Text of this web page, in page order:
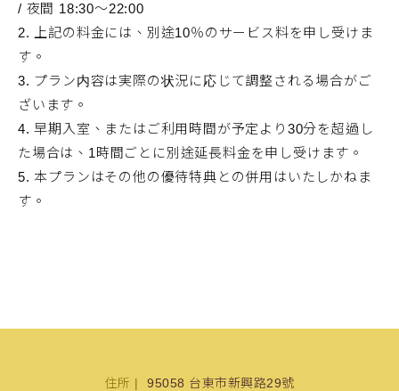
/ 夜間 18:30～22:00
2. 上記の料金には、別途10％のサービス料を申し受けま
す。
3. プラン内容は実際の状況に応じて調整される場合がご
ざいます。
4. 早期入室、またはご利用時間が予定より30分を超過し
た場合は、1時間ごとに別途延長料金を申し受けます。
5. 本プランはその他の優待特典との併用はいたしかねま
す。
住所 95058 台東市新興路29號